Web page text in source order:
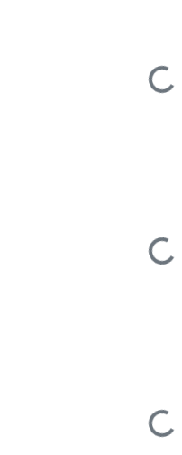
Loading...
Loading...
Loading...